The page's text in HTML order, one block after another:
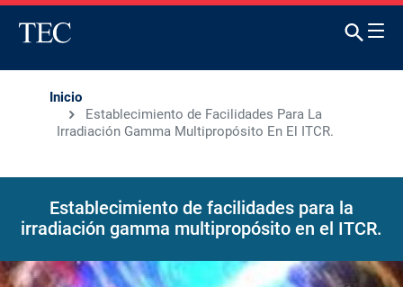
Inicio
Establecimiento de Facilidades Para La
Irradiación Gamma Multipropósito En El ITCR.
Establecimiento de facilidades para la
irradiación gamma multipropósito en el ITCR.